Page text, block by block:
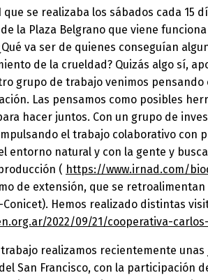
que se realizaba los sábados cada
la Plaza Belgrano que viene
va ser de quienes conseguían
de la crueldad? Quizás algo sí,
grupo de trabajo venimos
Las pensamos como posibles
hacer juntos. Con un grupo de
el trabajo colaborativo
entorno natural y con la gente y
( https://www.irnad.com/
de extensión, que se
Conicet). Hemos realizado distintas
2022/09/21/cooperativa-
realizamos recientemente
San Francisco, con la participación